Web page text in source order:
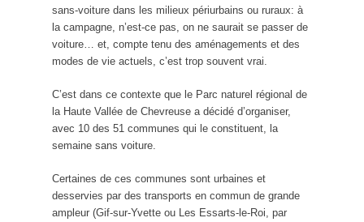
sans-voiture dans les milieux périurbains ou ruraux: à
la campagne, n’est-ce pas, on ne saurait se passer de
voiture… et, compte tenu des aménagements et des
modes de vie actuels, c’est trop souvent vrai.
C’est dans ce contexte que le Parc naturel régional de
la Haute Vallée de Chevreuse a décidé d’organiser,
avec 10 des 51 communes qui le constituent, la
semaine sans voiture.
Certaines de ces communes sont urbaines et
desservies par des transports en commun de grande
ampleur (Gif-sur-Yvette ou Les Essarts-le-Roi, par